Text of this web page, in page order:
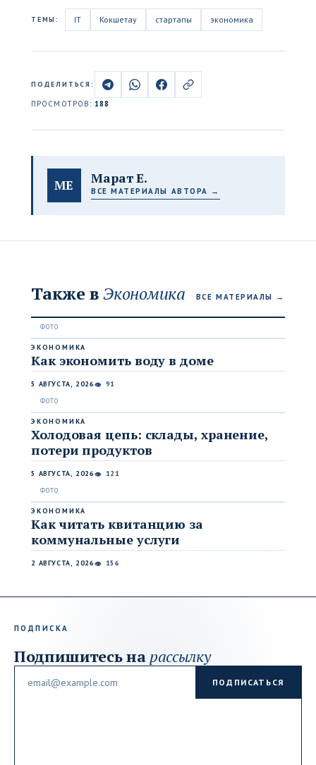
ТЕМЫ: IT Кокшетау стартапы экономика
ПОДЕЛИТЬСЯ:
ПРОСМОТРОВ:188
МЕ Марат Е.
ВСЕ МАТЕРИАЛЫ АВТОРА →
Также вЭкономика ВСЕ МАТЕРИАЛЫ →
ЭКОНОМИКА
Как экономить воду в доме
5 АВГУСТА, 2026👁 91
ЭКОНОМИКА
Холодовая цепь: склады, хранение,
потери продуктов
5 АВГУСТА, 2026👁 121
ЭКОНОМИКА
Как читать квитанцию за
коммунальные услуги
2 АВГУСТА, 2026👁 156
ПОДПИСКА
Подпишитесь на рассылку
ПОДПИСАТЬСЯ